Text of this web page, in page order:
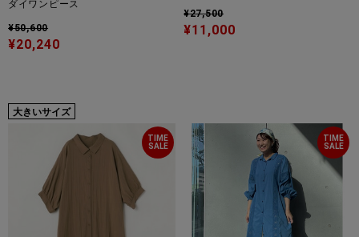
ダイワンピース
¥50,600
¥20,240
¥27,500
¥11,000
大きいサイズ
TIME
SALE
TIME
SALE